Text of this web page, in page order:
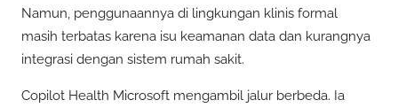
Namun, penggunaannya di lingkungan klinis formal
masih terbatas karena isu keamanan data dan kurangnya
integrasi dengan sistem rumah sakit.
Copilot Health Microsoft mengambil jalur berbeda. Ia